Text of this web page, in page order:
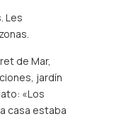
Les
de Mar,
jardín
«Los
casa estaba